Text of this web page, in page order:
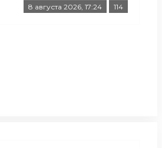
8 августа 2026, 17:24 114